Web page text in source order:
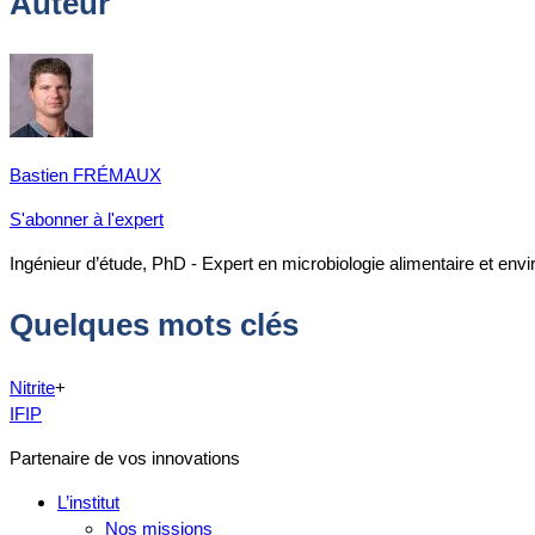
Bastien FRÉMAUX
S'abonner à l'expert
Ingénieur d’étude, PhD - Expert en microbiologie alimentaire et
Quelques mots clés
Nitrite+
IFIP
Partenaire de vos innovations
L’institut
Nos missions